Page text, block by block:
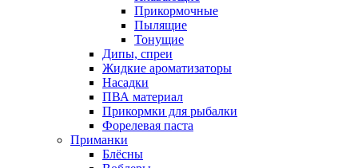
Прикормочные
Пылящие
Тонущие
Дипы, спреи
Жидкие ароматизаторы
Насадки
ПВА материал
Прикормки для рыбалки
Форелевая паста
Приманки
Блёсны